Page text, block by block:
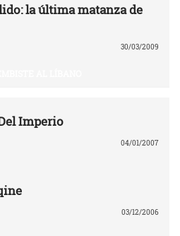
la última matanza de
30/03/2009
Imperio
04/01/2007
03/12/2006